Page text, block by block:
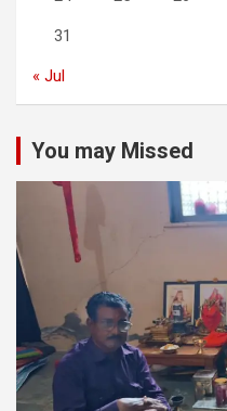
31
« Jul
You may Missed